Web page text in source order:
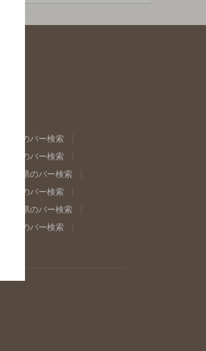
福島県のバー検索
東京都のバー検索
岐阜県のバー検索
奈良県のバー検索
島根県のバー検索
佐賀県のバー検索